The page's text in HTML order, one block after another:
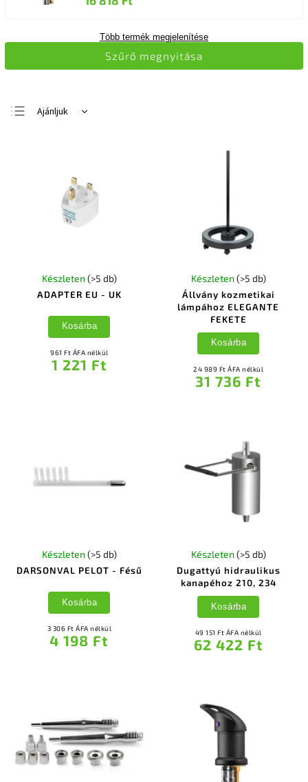
Több termék megjelenítése
Ajánljuk
termékek
ABC szerint
Szűrő megnyitása
ADAPTER EU - UK
Készleten (>5 db)
961 Ft ÁFA nélkül
1 221 Ft
Kosárba
Állvány kozmetikai
lámpához ELEGANTE
FEKETE
Készleten (>5 db)
24 989 Ft ÁFA nélkül
31 736 Ft
Kosárba
DARSONVAL PELOT - Fésű
Készleten (>5 db)
3 306 Ft ÁFA nélkül
4 198 Ft
Kosárba
Dugattyú hidraulikus
kanapéhoz 210, 234
Készleten (>5 db)
49 151 Ft ÁFA nélkül
62 422 Ft
Kosárba